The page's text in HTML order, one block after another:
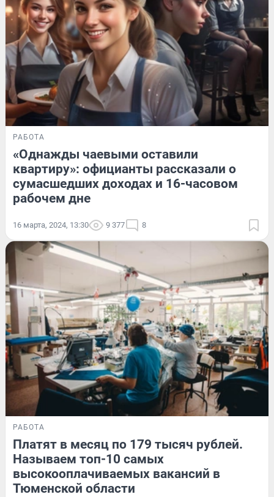
РАБОТА
«Однажды чаевыми оставили
квартиру»: официанты рассказали о
сумасшедших доходах и 16-часовом
рабочем дне
16 марта, 2024, 13:30 9 377 8
РАБОТА
Платят в месяц по 179 тысяч рублей.
Называем топ-10 самых
высокооплачиваемых вакансий в
Тюменской области